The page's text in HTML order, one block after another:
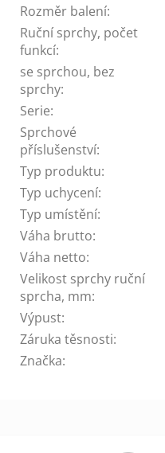
Rozměr balení:
Ruční sprchy, počet
funkcí:
se sprchou, bez
sprchy:
Serie:
Sprchové
příslušenství:
Typ produktu:
Typ uchycení:
Typ umístění:
Váha brutto:
Váha netto:
Velikost sprchy ruční
sprcha, mm:
Výpust:
Záruka těsnosti:
Značka: